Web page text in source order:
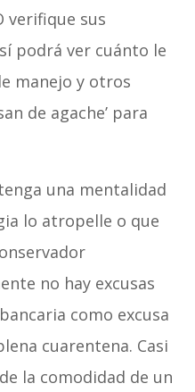
verifique sus
podrá ver cuánto le
manejo y otros
de agache’ para
una mentalidad
lo atropelle o que
no hay excusas
como excusa
cuarentena. Casi
la comodidad de un